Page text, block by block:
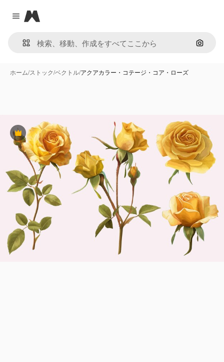
Close menu
Magnific
画像で
ホーム/ストック/ベクトル/アクアカラー・コテージ・コア・ローズ
Premium